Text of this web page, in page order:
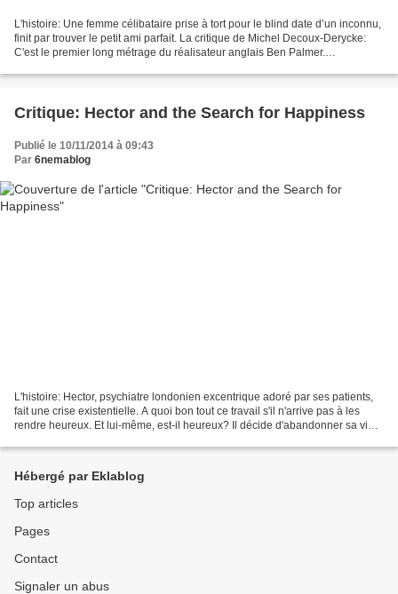
L'histoire: Une femme célibataire prise à tort pour le blind date d’un inconnu,
finit par trouver le petit ami parfait. La critique de Michel Decoux-Derycke:
C'est le premier long métrage du réalisateur anglais Ben Palmer.
Critique: Hector and the Search for Happiness
Publié le 10/11/2014 à 09:43
Par 6nemablog
L'histoire: Hector, psychiatre londonien excentrique adoré par ses patients,
fait une crise existentielle. A quoi bon tout ce travail s'il n'arrive pas à les
rendre heureux. Et lui-même, est-il heureux? Il décide d'abandonner sa vie
Hébergé par Eklablog
Top articles
Pages
Contact
Signaler un abus